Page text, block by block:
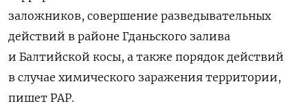
заложников, совершение разведывательных
действий в районе Гданьского залива
и Балтийской косы, а также порядок действий
в случае химического заражения территории,
пишет PAP.